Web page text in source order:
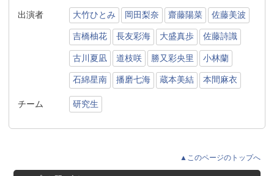
出演者 大竹ひとみ 岡田梨奈 齋藤陽菜 佐藤美波
吉橋柚花 長友彩海 大盛真歩 佐藤詩識
古川夏凪 道枝咲 勝又彩央里 小林蘭
石綿星南 播磨七海 蔵本美結 本間麻衣
チーム 研究生
▲このページのトップへ